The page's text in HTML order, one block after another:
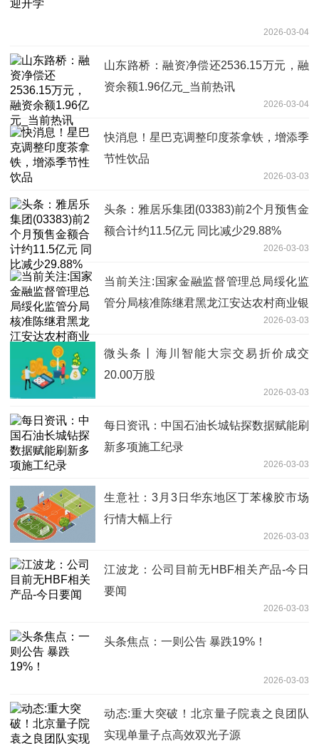
2026-03-04
山东路桥：融资净偿还2536.15万元，融
资余额1.96亿元_当前热讯
2026-03-04
快消息！星巴克调整印度茶拿铁，增添季
节性饮品
2026-03-03
头条：雅居乐集团(03383)前2个月预售金
额合计约11.5亿元 同比减少29.88%
2026-03-03
当前关注:国家金融监督管理总局绥化监
管分局核准陈继君黑龙江安达农村商业银
2026-03-03
微头条丨海川智能大宗交易折价成交
20.00万股
2026-03-03
每日资讯：中国石油长城钻探数据赋能刷
新多项施工纪录
2026-03-03
生意社：3月3日华东地区丁苯橡胶市场
行情大幅上行
2026-03-03
江波龙：公司目前无HBF相关产品-今日
要闻
2026-03-03
头条焦点：一则公告 暴跌19%！
2026-03-03
动态:重大突破！北京量子院袁之良团队
实现单量子点高效双光子源